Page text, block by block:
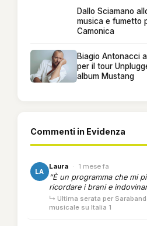
Dallo Sciamano
musica e fumetto
Camonica
Biagio Antonacci
per il tour
album Mustang
Commenti in Evidenza
LA
Laura · 1 mese fa
“È un programma che mi
ricordare i brani e
↳ Ultima serata per
musicale su Italia 1